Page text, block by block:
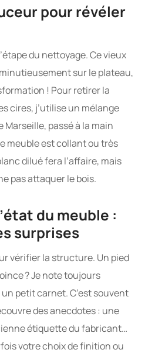
pour révéler
du nettoyage. Ce vieux
sur le plateau,
! Pour retirer la
cires, j’utilise un mélange
Marseille, passé à la main
meuble est collant ou très
dilué fera l’affaire, mais
pas attaquer le bois.
du meuble :
surprises
vérifier la structure. Un pied
? Je note toujours
petit carnet. C’est souvent
des anecdotes : une
étiquette du fabricant…
votre choix de finition ou